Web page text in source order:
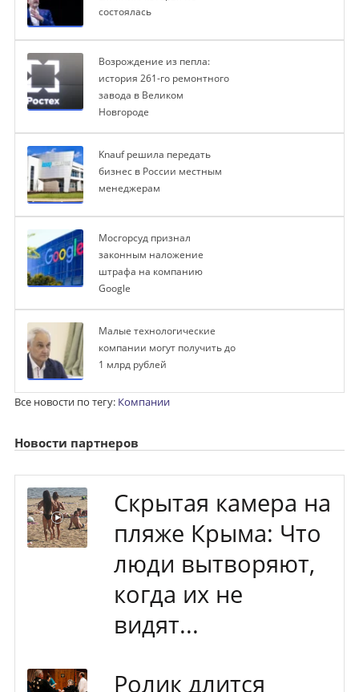
состоялась
Возрождение из пепла:
история 261-го ремонтного
завода в Великом
Новгороде
Knauf решила передать
бизнес в России местным
менеджерам
Мосгорсуд признал
законным наложение
штрафа на компанию
Google
Малые технологические
компании могут получить до
1 млрд рублей
Все новости по тегу: Компании
Новости партнеров
Скрытая камера на
пляже Крыма: Что
люди вытворяют,
когда их не
видят...
Ролик длится